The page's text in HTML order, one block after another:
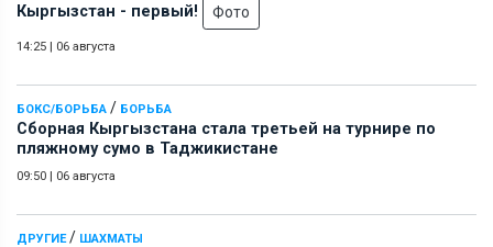
Кыргызстан - первый!
Фото
14:25 | 06 августа
БОКС/БОРЬБА / БОРЬБА
Сборная Кыргызстана стала третьей на турнире по
пляжному сумо в Таджикистане
09:50 | 06 августа
ДРУГИЕ/ ШАХМАТЫ